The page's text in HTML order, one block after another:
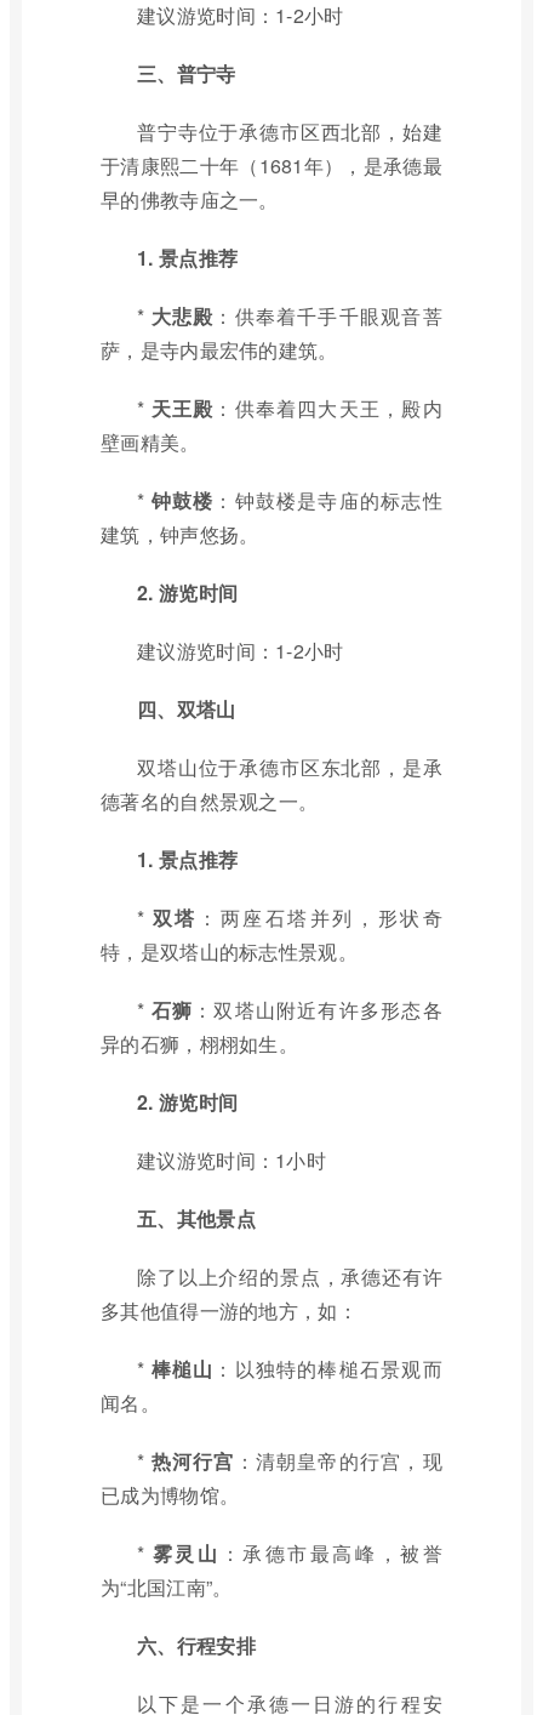
建议游览时间：1-2小时
三、普宁寺
普宁寺位于承德市区西北部，始建
于清康熙二十年（1681年），是承德最
早的佛教寺庙之一。
1. 景点推荐
* 大悲殿 ：供奉着千手千眼观音菩
萨，是寺内最宏伟的建筑。
* 天王殿 ：供奉着四大天王，殿内
壁画精美。
* 钟鼓楼 ：钟鼓楼是寺庙的标志性
建筑，钟声悠扬。
2. 游览时间
建议游览时间：1-2小时
四、双塔山
双塔山位于承德市区东北部，是承
德著名的自然景观之一。
1. 景点推荐
* 双塔 ：两座石塔并列，形状奇
特，是双塔山的标志性景观。
* 石狮 ：双塔山附近有许多形态各
异的石狮，栩栩如生。
2. 游览时间
建议游览时间：1小时
五、其他景点
除了以上介绍的景点，承德还有许
多其他值得一游的地方，如：
* 棒槌山 ：以独特的棒槌石景观而
闻名。
* 热河行宫 ：清朝皇帝的行宫，现
已成为博物馆。
* 雾灵山 ：承德市最高峰，被誉
为“北国江南”。
六、行程安排
以下是一个承德一日游的行程安